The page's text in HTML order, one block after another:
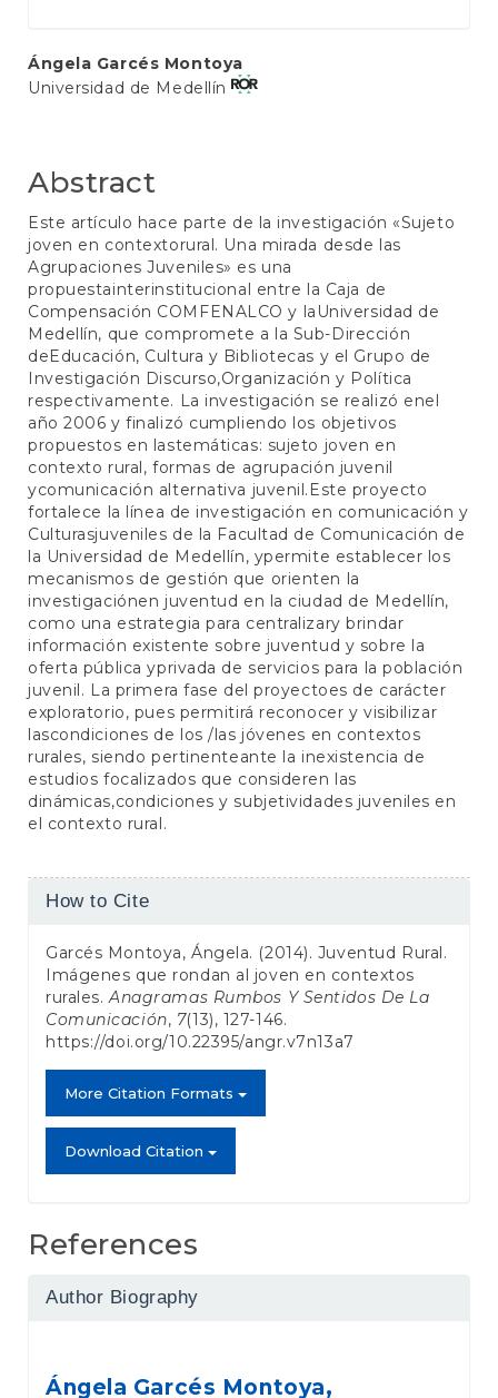
Main
Article
Ángela Garcés Montoya
Universidad de Medellín
Abstract
Este artículo hace parte de la investigación «Sujeto
joven en contextorural. Una mirada desde las
Agrupaciones Juveniles» es una
propuestainterinstitucional entre la Caja de
Compensación COMFENALCO y laUniversidad de
Medellín, que compromete a la Sub-Dirección
deEducación, Cultura y Bibliotecas y el Grupo de
Investigación Discurso,Organización y Política
respectivamente. La investigación se realizó enel
año 2006 y finalizó cumpliendo los objetivos
propuestos en lastemáticas: sujeto joven en
contexto rural, formas de agrupación juvenil
ycomunicación alternativa juvenil.Este proyecto
fortalece la línea de investigación en comunicación y
Culturasjuveniles de la Facultad de Comunicación de
la Universidad de Medellín, ypermite establecer los
mecanismos de gestión que orienten la
investigaciónen juventud en la ciudad de Medellín,
como una estrategia para centralizary brindar
información existente sobre juventud y sobre la
oferta pública yprivada de servicios para la población
juvenil. La primera fase del proyectoes de carácter
exploratorio, pues permitirá reconocer y visibilizar
lascondiciones de los /las jóvenes en contextos
rurales, siendo pertinenteante la inexistencia de
estudios focalizados que consideren las
dinámicas,condiciones y subjetividades juveniles en
el contexto rural.
Article
How to Cite
Garcés Montoya, Ángela. (2014). Juventud Rural.
Imágenes que rondan al joven en contextos
rurales.Anagramas Rumbos Y Sentidos De La
Comunicación, 7(13), 127-146.
https://doi.org/10.22395/angr.v7n13a7
More Citation Formats
Download Citation
References
Author Biography
Ángela Garcés Montoya,